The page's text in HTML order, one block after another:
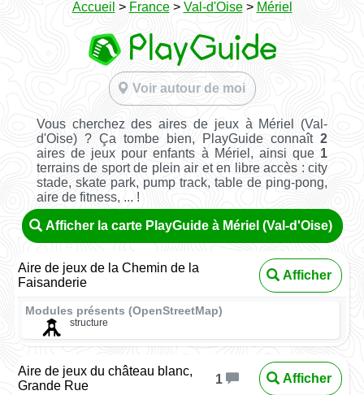
Accueil > France> Val-d'Oise> Mériel
Voir autour de moi
Vous cherchez des aires de jeux à Mériel (Val-
d'Oise) ? Ça tombe bien, PlayGuide connaît2
aires de jeux pour enfants à Mériel, ainsi que 1
terrains de sport de plein air et en libre accès : city
stade, skate park, pump track, table de ping-pong,
aire de fitness, ... !
Afficher la carte PlayGuide à Mériel (Val-d'Oise)
Aire de jeux de la Chemin de la
Faisanderie
Afficher
Modules présents (OpenStreetMap)
structure
Aire de jeux du château blanc,
Grande Rue
1 Afficher